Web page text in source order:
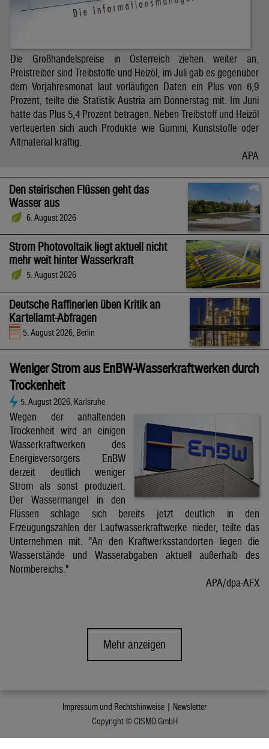
Die Großhandelspreise in Österreich ziehen weiter an.
Preistreiber sind Treibstoffe und Heizöl, im Juli gab es gegenüber
dem Vorjahresmonat laut vorläufigen Daten ein Plus von 6,9
Prozent, teilte die Statistik Austria am Donnerstag mit. Im Juni
hatte das Plus 5,4 Prozent betragen. Neben Treibstoff und Heizöl
verteuerten sich auch Produkte wie Gummi, Kunststoffe oder
Altmaterial kräftig.
APA
Den steirischen Flüssen geht das
Wasser aus
6. August 2026
Strom Photovoltaik liegt aktuell nicht
mehr weit hinter Wasserkraft
5. August 2026
Deutsche Raffinerien üben Kritik an
Kartellamt-Abfragen
5. August 2026, Berlin
Weniger Strom aus EnBW-Wasserkraftwerken durch
Trockenheit
5. August 2026, Karlsruhe
Wegen der anhaltenden
Trockenheit wird an einigen
Wasserkraftwerken des
Energieversorgers EnBW
derzeit deutlich weniger
Strom als sonst produziert.
Der Wassermangel in den
Flüssen schlage sich bereits jetzt deutlich in den
Erzeugungszahlen der Laufwasserkraftwerke nieder, teilte das
Unternehmen mit. "An den Kraftwerksstandorten liegen die
Wasserstände und Wasserabgaben aktuell außerhalb des
Normbereichs."
APA/dpa-AFX
Mehr anzeigen
Impressum und Rechtshinweise | Newsletter
Copyright © CISMO GmbH